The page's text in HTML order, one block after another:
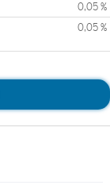
0,05 %
0,05 %